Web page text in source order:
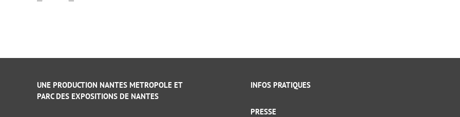
UNE PRODUCTION NANTES METROPOLE ET
PARC DES EXPOSITIONS DE NANTES
INFOS PRATIQUES
PRESSE